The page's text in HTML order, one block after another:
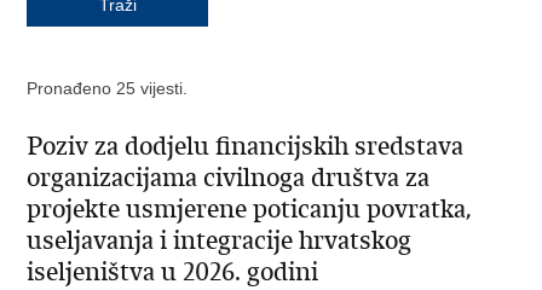
Pronađeno 25 vijesti.
Poziv za dodjelu financijskih sredstava
organizacijama civilnoga društva za
projekte usmjerene poticanju povratka,
useljavanja i integracije hrvatskog
iseljeništva u 2026. godini